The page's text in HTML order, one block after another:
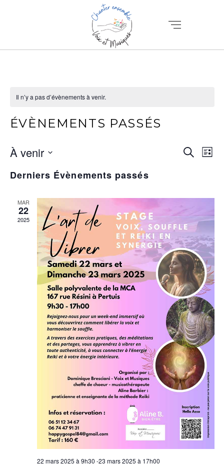
Il n’y a pas d’évènements à venir.
ÉVÈNEMENTS PASSÉS
R
H
E
R
C
H
E
E
T
N
A
V
I
G
A
T
N
I
A
T
I
O
N
D
E
V
U
S
É
V
È
N
E
Liste
À venir
une
Derniers Évènements passés
MAR
22
2025
22 mars 2025 à 9h30 -23 mars 2025 à 17h00